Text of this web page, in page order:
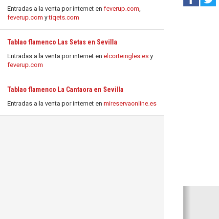
Entradas a la venta por internet en feverup.com,
feverup.com ytiqets.com
Tablao flamenco Las Setas en Sevilla
Entradas a la venta por internet en elcorteingles.es y
feverup.com
Tablao flamenco La Cantaora en Sevilla
Entradas a la venta por internet en mireservaonline.es